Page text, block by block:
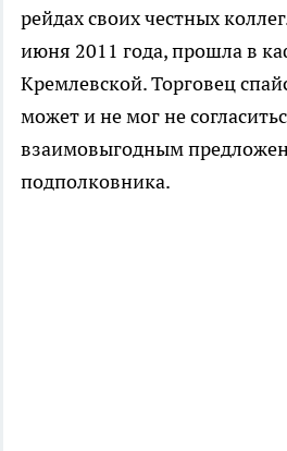
рейдах своих честных
июня 2011 года, прошла в
Кремлевской. Торговец
может и не мог не
взаимовыгодным
подполковника.